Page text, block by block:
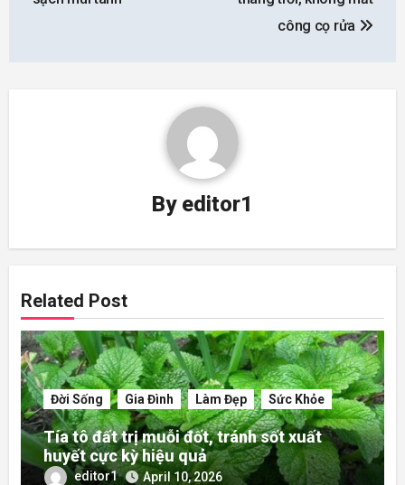
công cọ rửa
By editor1
Related Post
Đời Sống Gia Đình Làm Đẹp Sức Khỏe
Tía tô đất trị muỗi đốt, tránh sốt xuất
huyết cực kỳ hiệu quả
editor1 April 10, 2026